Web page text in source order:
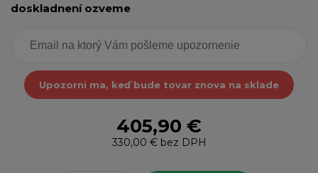
doskladnení ozveme
Upozorni ma, keď bude tovar znova na sklade
405,90 €
330,00 €bez DPH